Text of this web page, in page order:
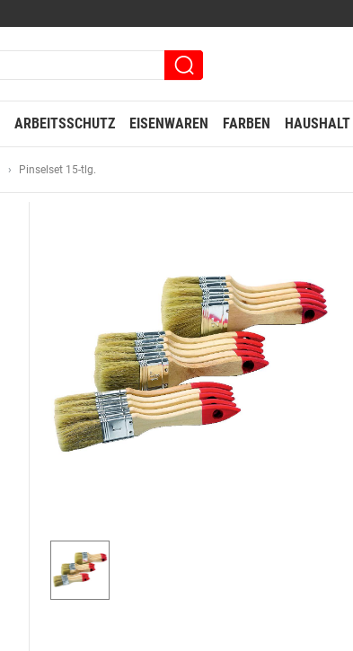
ARBEITSSCHUTZ EISENWAREN FARBEN HAUSHALT
Pinselset 15-tlg.